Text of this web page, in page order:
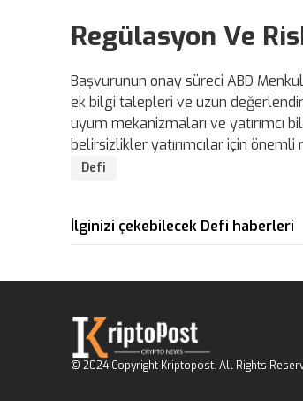
Regülasyon Ve
Başvurunun onay süreci ABD
ek bilgi talepleri ve uzun
uyum mekanizmaları ve yatırımcı
belirsizlikler yatırımcılar için
Defi
İlginizi çekebilecek Defi haberleri
© 2024 Copyright Kriptopost. All Rights